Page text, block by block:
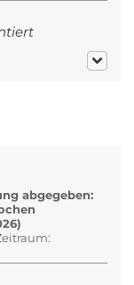
abgegeben: